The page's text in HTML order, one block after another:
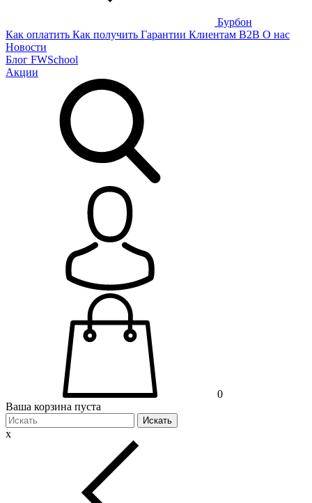
Бурбон
Как оплатить Как получить Гарантии Клиентам B2B О нас
Новости
Блог FWSchool
Акции
0
Ваша корзина пуста
Искать
x